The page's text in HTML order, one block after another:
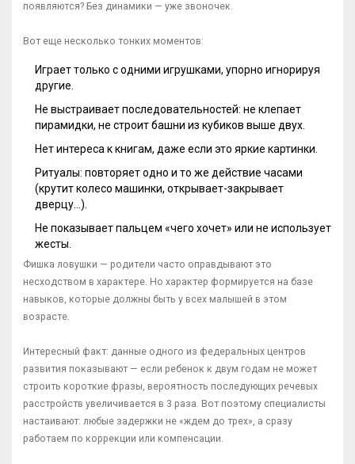
появляются? Без динамики — уже звоночек.
Вот еще несколько тонких моментов:
Играет только с одними игрушками, упорно игнорируя
другие.
Не выстраивает последовательностей: не клепает
пирамидки, не строит башни из кубиков выше двух.
Нет интереса к книгам, даже если это яркие картинки.
Ритуалы: повторяет одно и то же действие часами
(крутит колесо машинки, открывает-закрывает
дверцу…).
Не показывает пальцем «чего хочет» или не использует
жесты.
Фишка ловушки — родители часто оправдывают это
несходством в характере. Но характер формируется на базе
навыков, которые должны быть у всех малышей в этом
возрасте.
Интересный факт: данные одного из федеральных центров
развития показывают — если ребенок к двум годам не может
строить короткие фразы, вероятность последующих речевых
расстройств увеличивается в 3 раза. Вот поэтому специалисты
настаивают: любые задержки не «ждем до трех», а сразу
работаем по коррекции или компенсации.